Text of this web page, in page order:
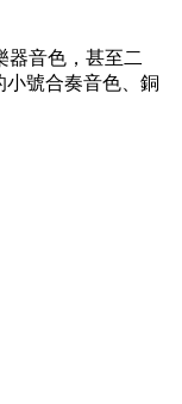
器音色，甚至二
小號合奏音色、銅